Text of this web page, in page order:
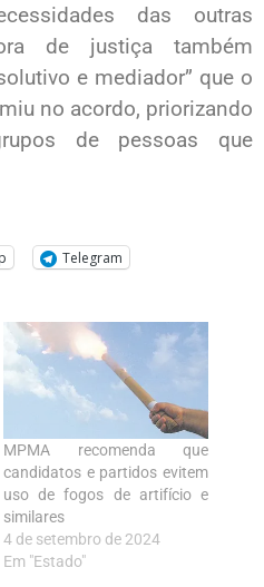
das outras
de justiça também
e mediador” que o
no acordo, priorizando
de pessoas que
Telegram
MPMA recomenda que
candidatos e partidos evitem
uso de fogos de artifício e
similares
4 de setembro de 2024
Em "Estado"